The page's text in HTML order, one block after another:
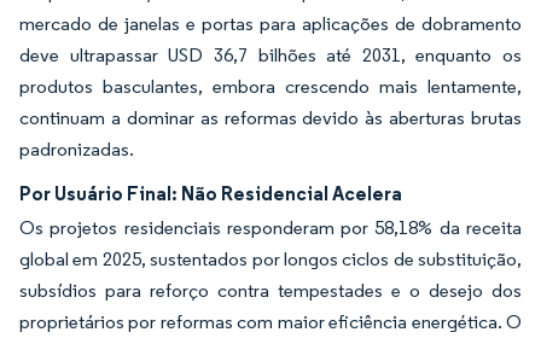
mercado de janelas e portas para aplicações de dobramento
deve ultrapassar USD 36,7 bilhões até 2031, enquanto os
produtos basculantes, embora crescendo mais lentamente,
continuam a dominar as reformas devido às aberturas brutas
padronizadas.
Por Usuário Final: Não Residencial Acelera
Os projetos residenciais responderam por 58,18% da receita
global em 2025, sustentados por longos ciclos de substituição,
subsídios para reforço contra tempestades e o desejo dos
proprietários por reformas com maior eficiência energética. O